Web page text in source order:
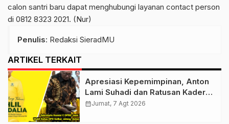
calon santri baru dapat menghubungi layanan contact person
di 0812 8323 2021. (Nur)
Penulis: Redaksi SieradMU
ARTIKEL TERKAIT
Apresiasi Kepemimpinan, Anton
Lami Suhadi dan Ratusan Kader
Golkar Klaten Ikut Rayakan Ultah
calendar_monthJumat, 7 Agt 2026